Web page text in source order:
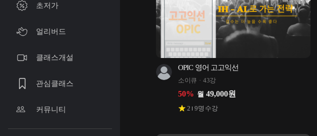
초저가
얼리버드
클래스개설
관심클래스
커뮤니티
OPIC 영어 고고익선
소이큐 43강
50% 월 49,000원
2 9명 수강